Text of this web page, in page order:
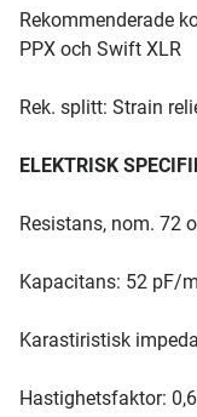
Rekommenderade
PPX och Swift XLR
Rek. splitt: Strain
ELEKTRISK
Resistans, nom. 72
Kapacitans: 52 pF/m
Karastiristisk
Hastighetsfaktor: